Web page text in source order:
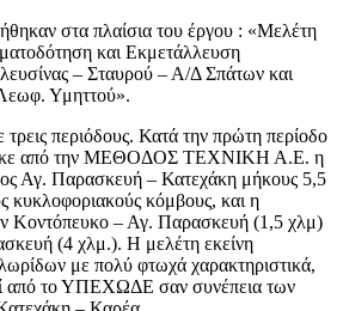
στα πλαίσια του έργου : «Μελέτη
και Εκμετάλλευση
– Σταυρού – Α/Δ Σπάτων και
Υμηττού».
περιόδους. Κατά την πρώτη περίοδο
από την ΜΕΘΟΔΟΣ ΤΕΧΝΙΚΗ Α.Ε. η
Αγ. Παρασκευή – Κατεχάκη μήκους 5,5
κυκλοφοριακούς κόμβους, και η
Κοντόπευκο – Αγ. Παρασκευή (1,5 χλμ)
(4 χλμ.). Η μελέτη εκείνη
με πολύ φτωχά χαρακτηριστικά,
από το ΥΠΕΧΩΔΕ σαν συνέπεια των